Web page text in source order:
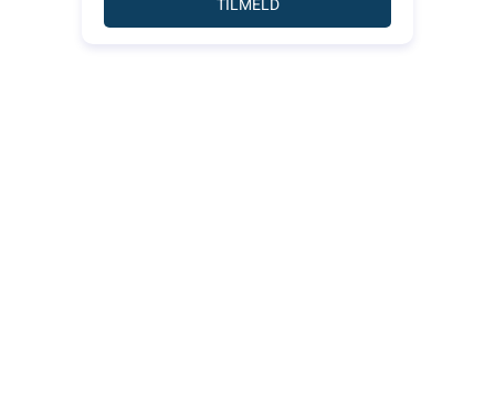
TILMELD